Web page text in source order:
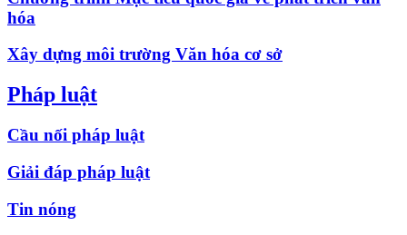
hóa
Xây dựng môi trường Văn hóa cơ sở
Pháp luật
Cầu nối pháp luật
Giải đáp pháp luật
Tin nóng